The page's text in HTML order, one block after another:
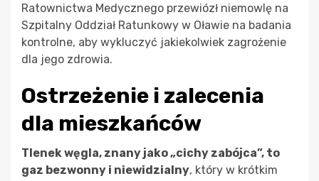
Ratownictwa Medycznego przewiózł niemowlę na
Szpitalny Oddział Ratunkowy w Oławie na badania
kontrolne, aby wykluczyć jakiekolwiek zagrożenie
dla jego zdrowia.
Ostrzeżenie i zalecenia
dla mieszkańców
Tlenek węgla, znany jako „cichy zabójca”, to
gaz bezwonny i niewidzialny, który w krótkim